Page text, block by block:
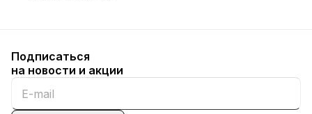
Подписаться
на новости и акции